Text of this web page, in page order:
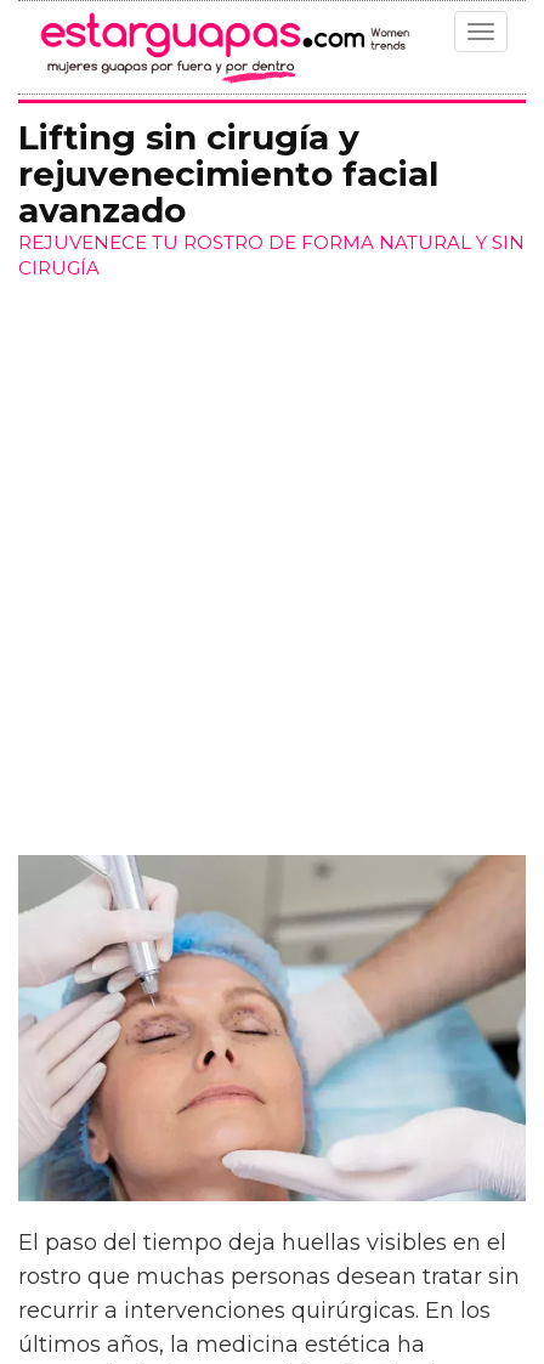
Toggle
Lifting sin cirugía y
rejuvenecimiento facial
avanzado
REJUVENECE TU ROSTRO DE FORMA NATURAL Y SIN
CIRUGÍA
El paso del tiempo deja huellas visibles en el
rostro que muchas personas desean tratar sin
recurrir a intervenciones quirúrgicas. En los
últimos años, la medicina estética ha